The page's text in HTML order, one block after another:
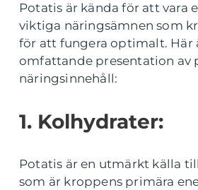
Potatis är kända för att vara
viktiga näringsämnen som
för att fungera optimalt. Här
omfattande presentation av
näringsinnehåll:
1. Kolhydrater:
Potatis är en utmärkt källa
som är kroppens primära